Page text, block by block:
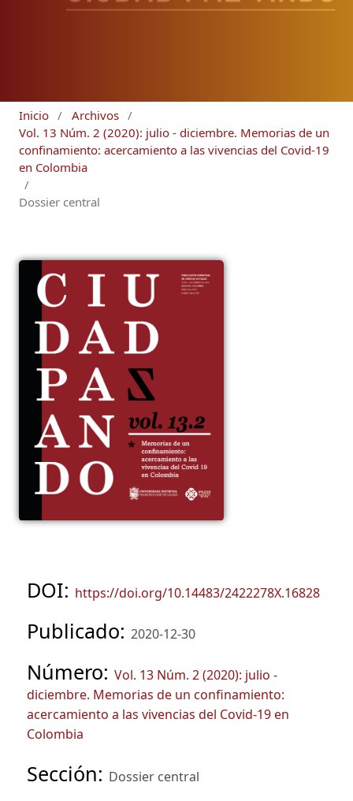
Inicio / Archivos /
Vol. 13 Núm. 2 (2020): julio - diciembre. Memorias de un
confinamiento: acercamiento a las vivencias del Covid-19
en Colombia
/
Dossier central
DOI: https://doi.org/10.14483/2422278X.16828
Publicado: 2020-12-30
Número: Vol. 13 Núm. 2 (2020): julio -
diciembre. Memorias de un confinamiento:
acercamiento a las vivencias del Covid-19 en
Colombia
Sección: Dossier central